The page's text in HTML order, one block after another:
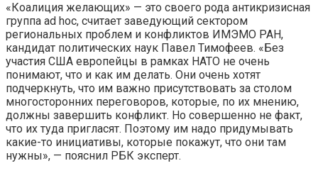
«Коалиция желающих» — это своего рода антикризисная
группа ad hoc, считает заведующий сектором
региональных проблем и конфликтов ИМЭМО РАН,
кандидат политических наук Павел Тимофеев. «Без
участия США европейцы в рамках НАТО не очень
понимают, что и как им делать. Они очень хотят
подчеркнуть, что им важно присутствовать за столом
многосторонних переговоров, которые, по их мнению,
должны завершить конфликт. Но совершенно не факт,
что их туда пригласят. Поэтому им надо придумывать
какие-то инициативы, которые покажут, что они там
нужны», — пояснил РБК эксперт.